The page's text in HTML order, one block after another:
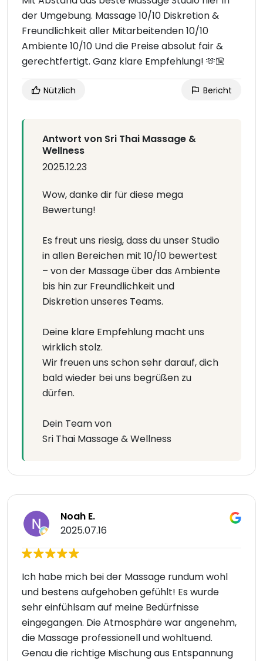
der Umgebung. Massage 10/10 Diskretion &
Freundlichkeit aller Mitarbeitenden 10/10
Ambiente 10/10 Und die Preise absolut fair &
gerechtfertigt. Ganz klare Empfehlung! 🫶🏼
Nützlich Bericht
Antwort von Sri Thai Massage &
Wellness
2025.12.23
Wow, danke dir für diese mega
Bewertung!
Es freut uns riesig, dass du unser Studio
in allen Bereichen mit 10/10 bewertest
– von der Massage über das Ambiente
bis hin zur Freundlichkeit und
Diskretion unseres Teams.
Deine klare Empfehlung macht uns
wirklich stolz.
Wir freuen uns schon sehr darauf, dich
bald wieder bei uns begrüßen zu
dürfen.
Dein Team von
Sri Thai Massage & Wellness
Noah E.
2025.07.16
Ich habe mich bei der Massage rundum wohl
und bestens aufgehoben gefühlt! Es wurde
sehr einfühlsam auf meine Bedürfnisse
eingegangen. Die Atmosphäre war angenehm,
die Massage professionell und wohltuend.
Genau die richtige Mischung aus Entspannung